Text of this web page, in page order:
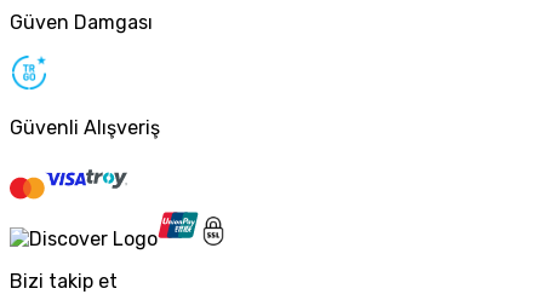
Güven Damgası
Güvenli Alışveriş
Bizi takip et